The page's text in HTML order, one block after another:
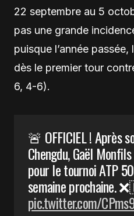
22 septembre au 5
pas une grande
puisque l’année passée,
dès le premier tour
6, 4-6).
🚨 OFFICIEL ! Après
Chengdu, Gaël
pour le tournoi ATP
semaine prochaine.
pic.twitter.com/